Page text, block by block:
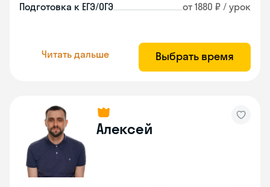
Подготовка к ЕГЭ/ОГЭ от 1880 ₽ / урок
Читать дальше Выбрать время
Алексей